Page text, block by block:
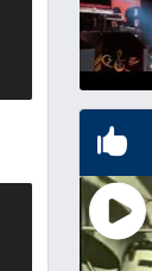
